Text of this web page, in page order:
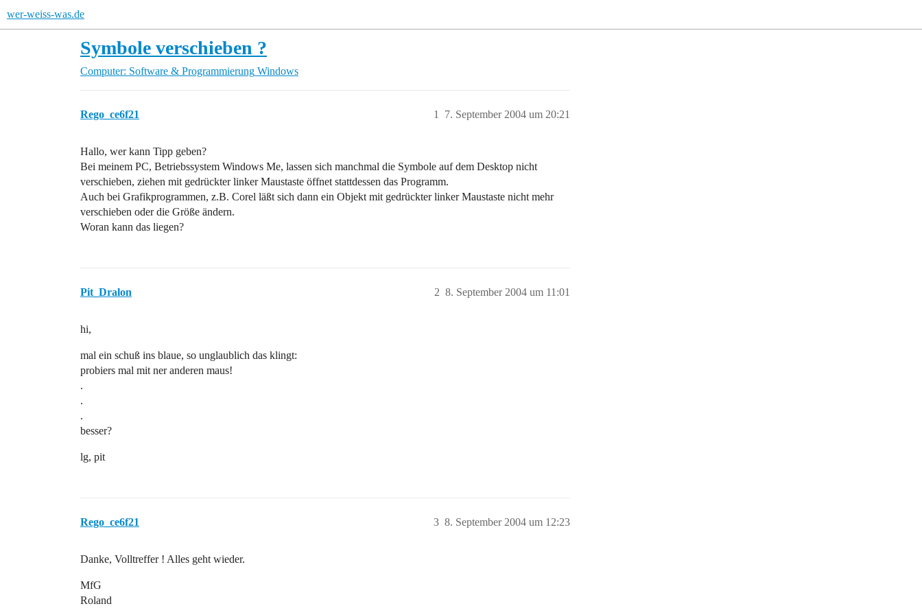
wer-weiss-was.de
Symbole verschieben ?
Computer: Software & Programmierung Windows
Rego_ce6f21 7. September 2004 um 20:21
1
Hallo, wer kann Tipp geben?
Bei meinem PC, Betriebssystem Windows Me, lassen sich manchmal die Symbole auf dem Desktop nicht
verschieben, ziehen mit gedrückter linker Maustaste öffnet stattdessen das Programm.
Auch bei Grafikprogrammen, z.B. Corel läßt sich dann ein Objekt mit gedrückter linker Maustaste nicht mehr
verschieben oder die Größe ändern.
Woran kann das liegen?
Pit_Dralon 8. September 2004 um 11:01
2
hi,
mal ein schuß ins blaue, so unglaublich das klingt:
probiers mal mit ner anderen maus!
.
.
.
besser?
lg, pit
Rego_ce6f21 8. September 2004 um 12:23
3
Danke, Volltreffer ! Alles geht wieder.
MfG
Roland